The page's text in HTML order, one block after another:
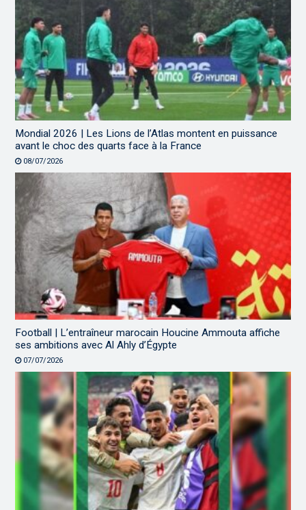
Mondial 2026 | Les Lions de l’Atlas montent en puissance
avant le choc des quarts face à la France
08/07/2026
Football | L’entraîneur marocain Houcine Ammouta affiche
ses ambitions avec Al Ahly d’Égypte
07/07/2026